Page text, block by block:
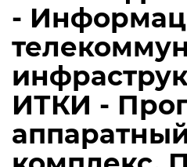
-
ИТКИ -